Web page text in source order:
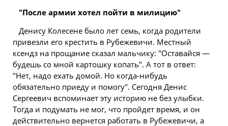
"После армии хотел пойти в милицию"
Денису Колесене было лет семь, когда родители
привезли его крестить в Рубежевичи. Местный
ксендз на прощание сказал мальчику: "Оставайся —
будешь со мной картошку копать". А тот в ответ:
"Нет, надо ехать домой. Но когда-нибудь
обязательно приеду и помогу". Сегодня Денис
Сергеевич вспоминает эту историю не без улыбки.
Тогда и подумать не мог, что пройдет время, и он
действительно вернется работать в Рубежевичи, а